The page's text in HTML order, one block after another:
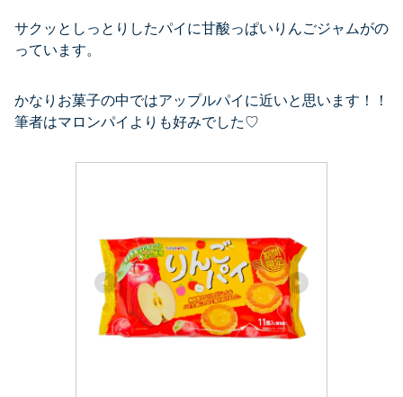
サクッとしっとりしたパイに甘酸っぱいりんごジャムがの
っています。
かなりお菓子の中ではアップルパイに近いと思います！！
筆者はマロンパイよりも好みでした♡